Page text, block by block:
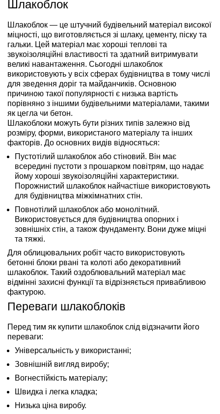
Шлакоблок
Шлакоблок — це штучний будівельний матеріал високої
міцності, що виготовляється зі шлаку, цементу, піску та
гальки. Цей матеріал має хороші теплові та
звукоізоляційні властивості та здатний витримувати
великі навантаження. Сьогодні шлакоблок
використовують у всіх сферах будівництва в тому числі
для зведення доріг та майданчиків. Основною
причиною такої популярності є низька вартість
порівняно з іншими будівельними матеріалами, такими
як цегла чи бетон.
Шлакоблоки можуть бути різних типів залежно від
розміру, форми, використаного матеріалу та інших
факторів. До основних видів відносяться:
Пустотілий шлакоблок або стіновий. Він має
всередині пустоти з прошарком повітрям, що надає
йому хороші звукоізоляційні характеристики.
Порожнистий шлакоблок найчастіше використовують
для будівництва міжкімнатних стін.
Повнотілий шлакоблок або монолітний.
Використовується для будівництва опорних і
зовнішніх стін, а також фундаменту. Вони дуже міцні
та тяжкі.
Для облицювальних робіт часто використовують
бетонні блоки рвані та колоті або декоративний
шлакоблок. Такий оздоблювальний матеріал має
відмінні захисні функції та відрізняється привабливою
фактурою.
Переваги шлакоблоків
Перед тим як купити шлакоблок слід відзначити його
переваги:
Універсальність у використанні;
Зовнішній вигляд виробу;
Вогнестійкість матеріалу;
Швидка і легка кладка;
Низька ціна виробу.